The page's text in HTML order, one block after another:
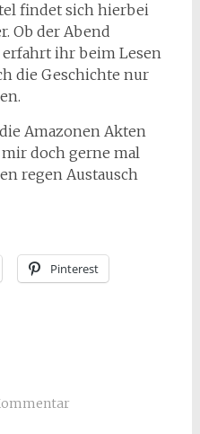
findet sich hierbei
Ob der Abend
ihr beim Lesen
die Geschichte nur
Amazonen Akten
doch gerne mal
regen Austausch
Pinterest